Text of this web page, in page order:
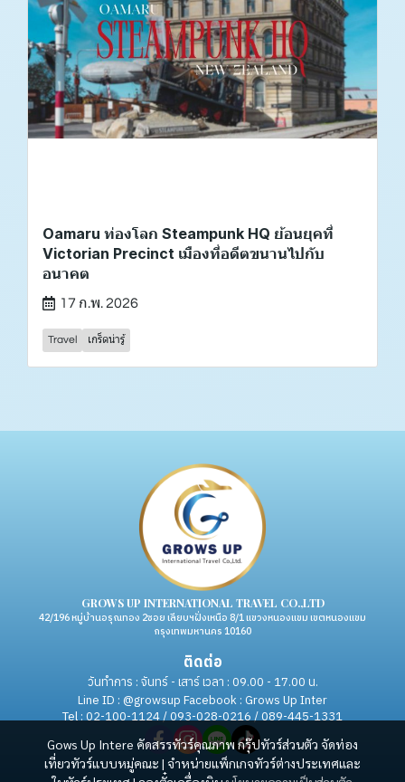
Oamaru ท่องโลก Steampunk HQ ย้อนยุคที่
Victorian Precinct เมืองที่อดีตขนานไปกับ
อนาคต
17 ก.พ. 2026
Travel เกร็ดน่ารู้
Gows Up Intere คัดสรรทัวร์คุณภาพ กรุ๊ปทัวร์ส่วนตัว จัดท่อง
เที่ยวทัวร์แบบหมู่คณะ | จำหน่ายแพ็กเกจทัวร์ต่างประเทศและ
GROWS UP INTERNATIONAL TRAVEL CO.,LTD
42/196 หมู่บ้านอรุณทอง 2ซอย เลียบฯฝั่งเหนือ 8/1 แขวงหนองแขม เขตหนองแขม
กรุงเทพมหานคร 10160
ติดต่อ
วันทำการ : จันทร์ - เสาร์ เวลา : 09.00 - 17.00 น.
Line ID : @growsup Facebook : Grows Up Inter
Tel : 02-100-1124 / 093-028-0216 / 089-445-1331